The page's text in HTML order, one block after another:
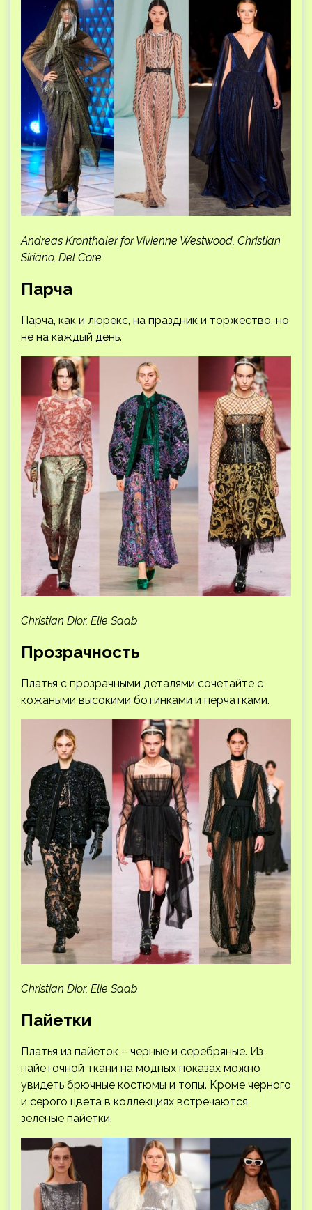
Andreas Kronthaler for Vivienne Westwood, Christian
Siriano, Del Core
Парча
Парча, как и люрекс, на праздник и торжество, но
не на каждый день.
Christian Dior, Elie Saab
Прозрачность
Платья с прозрачными деталями сочетайте с
кожаными высокими ботинками и перчатками.
Christian Dior, Elie Saab
Пайетки
Платья из пайеток – черные и серебряные. Из
пайеточной ткани на модных показах можно
увидеть брючные костюмы и топы. Кроме черного
и серого цвета в коллекциях встречаются
зеленые пайетки.